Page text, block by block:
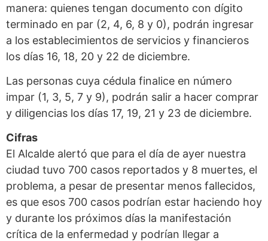
manera: quienes tengan documento con dígito
terminado en par (2, 4, 6, 8 y 0), podrán ingresar
a los establecimientos de servicios y financieros
los días 16, 18, 20 y 22 de diciembre.
Las personas cuya cédula finalice en número
impar (1, 3, 5, 7 y 9), podrán salir a hacer comprar
y diligencias los días 17, 19, 21 y 23 de diciembre.
Cifras
El Alcalde alertó que para el día de ayer nuestra
ciudad tuvo 700 casos reportados y 8 muertes, el
problema, a pesar de presentar menos fallecidos,
es que esos 700 casos podrían estar haciendo hoy
y durante los próximos días la manifestación
crítica de la enfermedad y podrían llegar a